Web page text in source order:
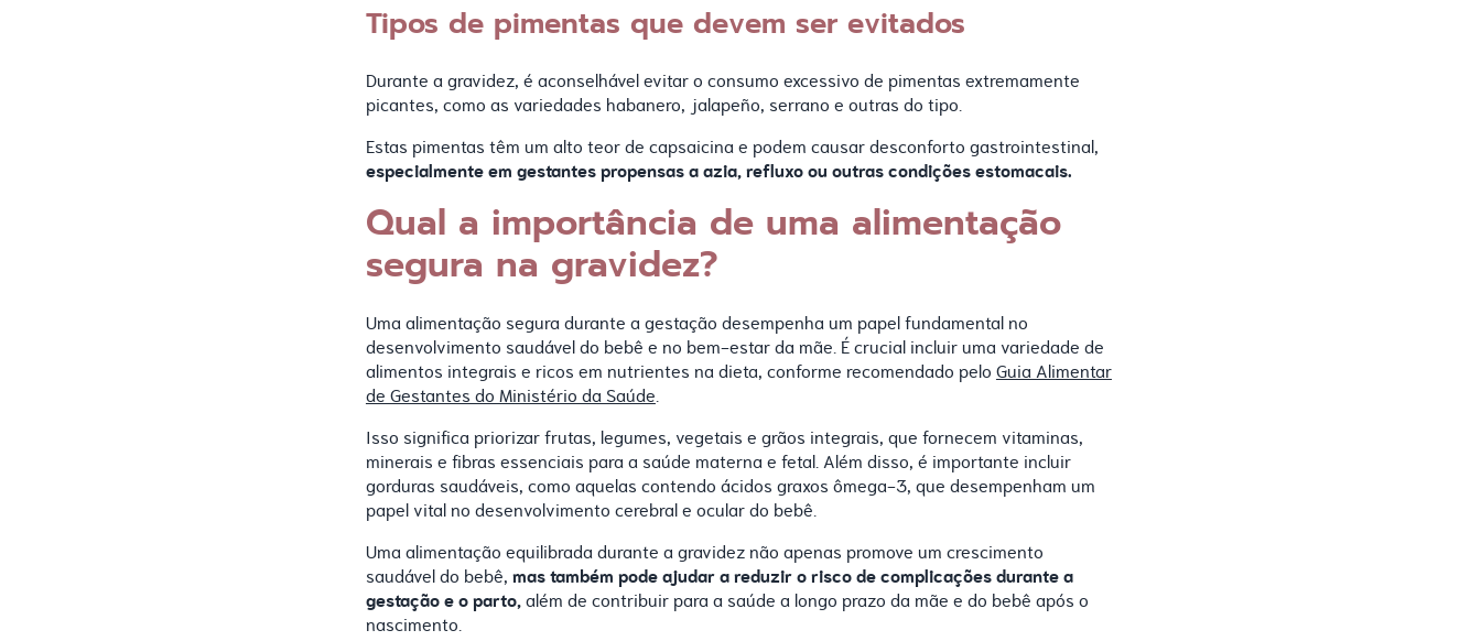
Tipos de pimentas que devem ser evitados
Durante a gravidez, é aconselhável evitar o consumo excessivo de pimentas extremamente
picantes, como as variedades habanero, jalapeño, serrano e outras do tipo.
Estas pimentas têm um alto teor de capsaicina e podem causar desconforto gastrointestinal,
especialmente em gestantes propensas a azia, refluxo ou outras condições estomacais.
Qual a importância de uma alimentação
segura na gravidez?
Uma alimentação segura durante a gestação desempenha um papel fundamental no
desenvolvimento saudável do bebê e no bem-estar da mãe. É crucial incluir uma variedade de
alimentos integrais e ricos em nutrientes na dieta, conforme recomendado peloGuia Alimentar
de Gestantes do Ministério da Saúde.
Isso significa priorizar frutas, legumes, vegetais e grãos integrais, que fornecem vitaminas,
minerais e fibras essenciais para a saúde materna e fetal. Além disso, é importante incluir
gorduras saudáveis, como aquelas contendo ácidos graxos ômega-3, que desempenham um
papel vital no desenvolvimento cerebral e ocular do bebê.
Uma alimentação equilibrada durante a gravidez não apenas promove um crescimento
saudável do bebê,mas também pode ajudar a reduzir o risco de complicações durante a
gestação e o parto,além de contribuir para a saúde a longo prazo da mãe e do bebê após o
nascimento.